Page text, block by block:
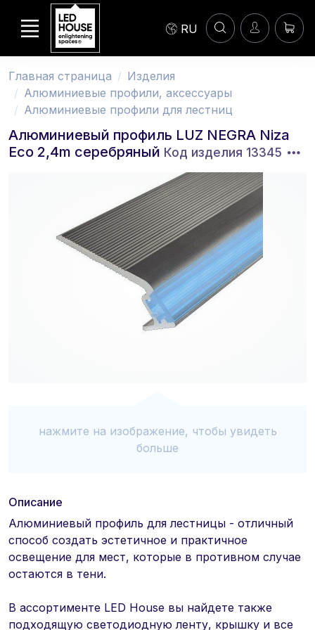
RU
Главная страница
Изделия
Aлюминиевые профили, аксессуары
Алюминиевые профили для лестниц
Алюминиевый профиль LUZ NEGRA Niza
Eco 2,4m серебряный Код изделия 13345
нажмите на изображение, чтобы увидеть
больше
Описание
Алюминиевый профиль для лестницы - отличный
способ создать эстетичное и практичное
освещение для мест, которые в противном случае
остаются в тени.
В ассортименте LED House вы найдете также
подходящую светодиодную ленту, крышку и все